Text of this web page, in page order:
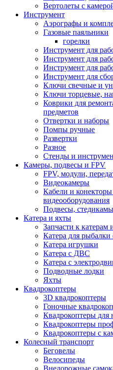
Вертолеты с
Инструмент
Аэрографы и
Газовые паяльники
горелки
Инструмент для
Инструмент для
Инструмент для
Инструмент для
Ключи свечные и
Ключи торцевые,
Коврики для
предметов
Отвертки и наборы
Помпы ручные
Развертки
Разное
Стенды и
Камеры, подвесы и FPV
FPV, модули,
Видеокамеры
Кабели и
видеооборудования
Подвесы,
Катера и яхты
Запчасти к катерам
Катера для
Катера игрушки
Катера с ДВС
Катера с
Подводные лодки
Яхты
Квадрокоптеры
3D квадрокоптеры
Гоночные
Квадрокоптеры
Квадрокоптеры
Квадрокоптеры с
Колесный транспорт
Беговелы
Велосипеды
Внедорожные